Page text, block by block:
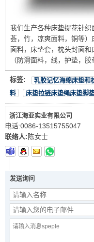
我们生产各种床垫提花针
荟，竹，凉爽面料，铜等
面料，床垫套，枕头封面
（防滑面料，线，护垫，胶
标签: 乳胶记忆海绵床垫和
料
床垫拉链床垫绳床垫脚
浙江海亚实业有限公司
电话:0086-13515755047
联络人:陈女士
发送询问